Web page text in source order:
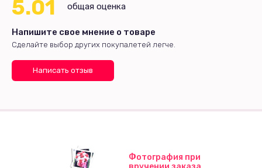
Напишите свое мнение о товаре
Сделайте выбор других покупалетей легче.
Написать отзыв
5.01 общая оценка
Фотография при